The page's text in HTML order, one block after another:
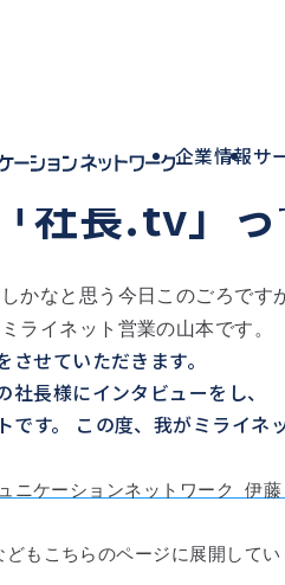
企業情報サ
社長.tv」
かなと思う今日このごろです
ライネット営業の山本です。
させていただきます。
長様にインタビューをし、
です。 この度、我がミライ
ニケーションネットワーク 伊
もこちらのページに展開して